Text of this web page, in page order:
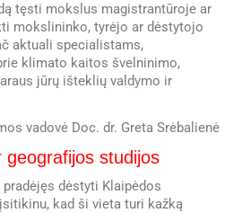
tęsti mokslus magistrantūroje ar
mokslininko, tyrėjo ar dėstytojo
aktuali specialistams,
klimato kaitos švelninimo,
jūrų išteklių valdymo ir
vadovė Doc. dr. Greta Srėbalienė
geografijos studijos
dėstyti Klaipėdos
kad ši vieta turi kažką